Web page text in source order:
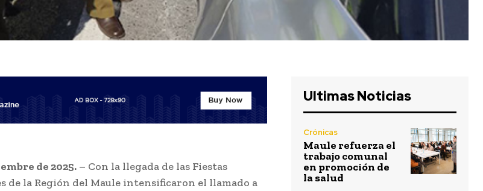
de 2025. – Con la llegada de las Fiestas
de la Región del Maule intensificaron el llamado a
Ultimas Noticias
Crónicas
Maule refuerza el
trabajo comunal
en promoción de
la salud